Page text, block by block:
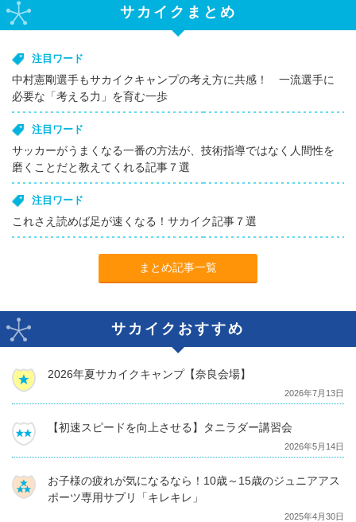
サカイクまとめ
注目ワード
中村憲剛選手もサカイクキャンプの考え方に共感！ 一流選手に
必要な「考える力」を育む一歩
注目ワード
サッカーがうまくなる一番の方法が、技術指導ではなく人間性を
磨くことだと教えてくれる記事７選
注目ワード
これさえ読めば足が速くなる！サカイク記事７選
まとめ記事一覧
サカイクおすすめ
2026年夏サカイクキャンプ【奈良会場】
2026年7月13日
【初速スピードを向上させる】タニラダー講習会
2026年5月14日
お子様の疲れが気になるなら！10歳～15歳のジュニアアス
ポーツ専用サプリ「キレキレ」
2025年4月30日